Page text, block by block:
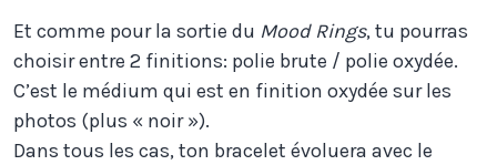
Et comme pour la sortie du Mood Rings, tu pourras
choisir entre 2 finitions: polie brute / polie oxydée.
C’est le médium qui est en finition oxydée sur les
photos (plus « noir »).
Dans tous les cas, ton bracelet évoluera avec le